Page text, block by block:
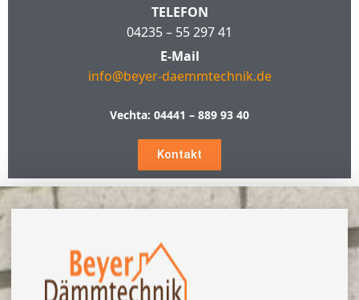
TELEFON
04235 – 55 297 41
E-Mail
info@beyer-daemmtechnik.de
Vechta: 04441 – 889 93 40
Kontakt